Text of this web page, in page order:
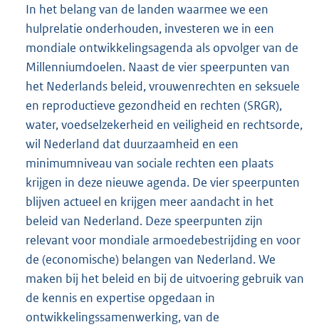
In het belang van de landen waarmee we een
hulprelatie onderhouden, investeren we in een
mondiale ontwikkelingsagenda als opvolger van de
Millenniumdoelen. Naast de vier speerpunten van
het Nederlands beleid, vrouwenrechten en seksuele
en reproductieve gezondheid en rechten (SRGR),
water, voedselzekerheid en veiligheid en rechtsorde,
wil Nederland dat duurzaamheid en een
minimumniveau van sociale rechten een plaats
krijgen in deze nieuwe agenda. De vier speerpunten
blijven actueel en krijgen meer aandacht in het
beleid van Nederland. Deze speerpunten zijn
relevant voor mondiale armoedebestrijding en voor
de (economische) belangen van Nederland. We
maken bij het beleid en bij de uitvoering gebruik van
de kennis en expertise opgedaan in
ontwikkelingssamenwerking, van de